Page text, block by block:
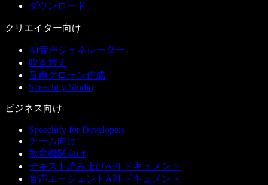
ダウンロード
クリエイター向け
AI音声ジェネレーター
吹き替え
音声クローン作成
Speechify Studio
ビジネス向け
Speechify for Developers
チーム向け
教育機関向け
テキスト読み上げAPI ドキュメント
音声エージェントAPI ドキュメント